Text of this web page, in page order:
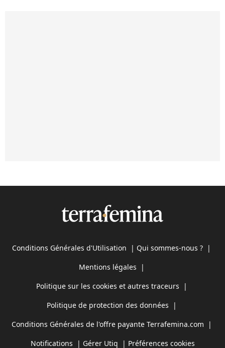
Conditions Générales d'Utilisation | Qui sommes-nous ? |
Mentions légales |
Politique sur les cookies et autres traceurs |
Politique de protection des données |
Conditions Générales de l'offre payante Terrafemina.com |
Notifications | Gérer Utiq | Préférences cookies